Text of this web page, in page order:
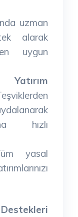
uzman
alarak
uygun
hızlı
yasal